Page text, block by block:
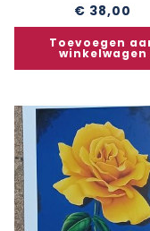
€ 38,00
Toevoegen
winkelwagen